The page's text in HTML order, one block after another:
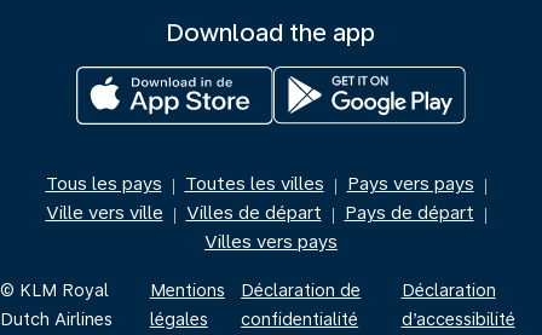
Download the app
Tous les pays | Toutes les villes | Pays vers pays |
Ville vers ville | Villes de départ | Pays de départ |
Villes vers pays
© KLM Royal
Dutch Airlines
Mentions
légales
Déclaration de
confidentialité
Déclaration
d’accessibilité